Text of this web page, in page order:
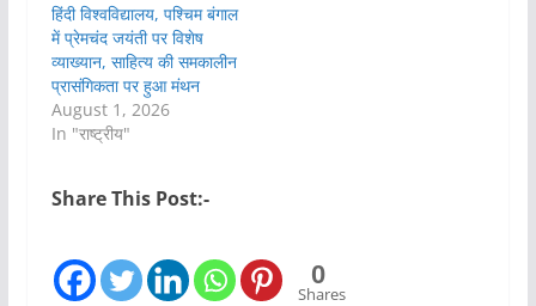
हिंदी विश्वविद्यालय, पश्चिम बंगाल
में प्रेमचंद जयंती पर विशेष
व्याख्यान, साहित्य की समकालीन
प्रासंगिकता पर हुआ मंथन
August 1, 2026
In "राष्ट्रीय"
Share This Post:-
0
Shares